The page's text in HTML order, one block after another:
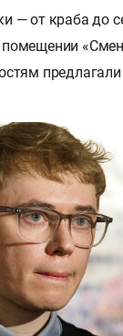
— от краба до
предлагали